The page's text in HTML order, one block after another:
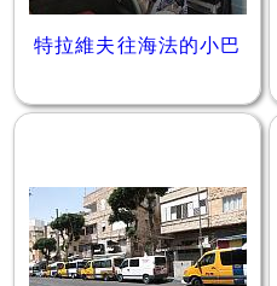
特拉維夫往海法的小巴